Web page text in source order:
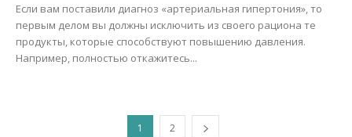
Если вам поставили диагноз «артериальная гипертония», то
первым делом вы должны исключить из своего рациона те
продукты, которые способствуют повышению давления.
Например, полностью откажитесь...
1 2